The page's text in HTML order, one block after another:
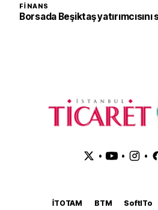
FINANS
Borsada Beşiktaş
• • •
İTOTAM BTM SoftITo